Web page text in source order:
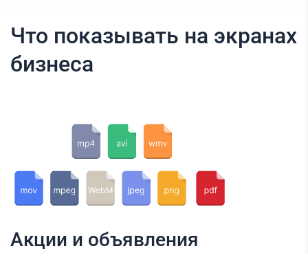
Что показывать на экранах
бизнеса
Акции и объявления